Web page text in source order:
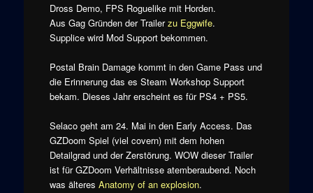
Dross Demo, FPS Roguelikemit Horden.
Aus Gag Gründen der Trailerzu Eggwife.
Supplice wird Mod Support bekommen.
Postal Brain Damage kommt in den Game Pass und
die Erinnerung das es Steam Workshop Support
bekam. Dieses Jahr erscheint es für PS4 + PS5.
Selaco geht am 24. Mai in den Early Access. Das
GZDoom Spiel (viel covern) mit dem hohen
Detailgrad und der Zerstörung. WOW dieser Trailer
ist für GZDoom Verhältnisse atemberaubend. Noch
was älteres Anatomy of an explosion.